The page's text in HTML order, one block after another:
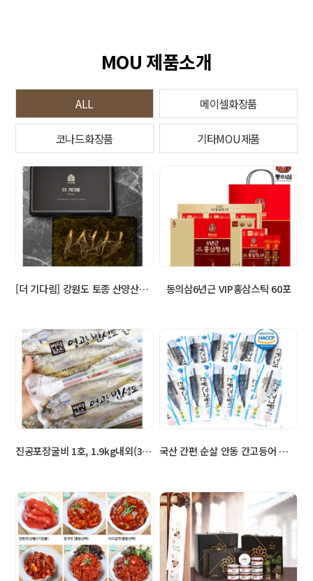
MOU 제품소개
ALL 메이셀화장품
코나드화장품 기타MOU제품
[더 기다림] 강원도 토종 산양산삼 선물세트… 동의삼6년근 VIP홍삼스틱 60포
진공포장굴비 1호, 1.9kg내외(30미),… 국산 간편 순살 안동 간고등어 손질 자반 고…